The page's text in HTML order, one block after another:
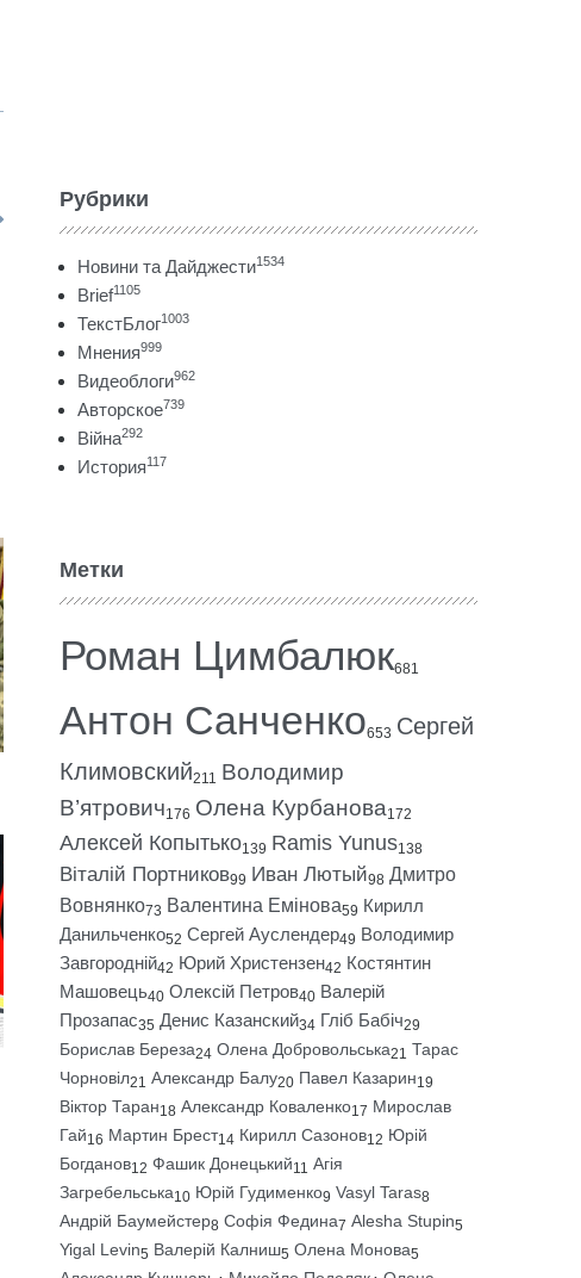
Рубрики
Новини та Дайджести1534
Brief1105
ТекстБлог1003
Мнения999
Видеоблоги962
Авторское739
Війна292
История117
Метки
Роман Цимбалюк681
Антон Санченко653 Сергей
Климовский211 Володимир
В’ятрович176 Олена Курбанова172
Алексей Копытько139 Ramis Yunus138
Віталій Портников99 Иван Лютый98 Дмитро
Вовнянко73 Валентина Емінова59 Кирилл
Данильченко52 Сергей Ауслендер49 Володимир
Завгородній42 Юрий Христензен42 Костянтин
Машовець40 Олексій Петров40 Валерій
Прозапас35 Денис Казанский34 Гліб Бабіч29
Борислав Береза24 Олена Добровольська21 Тарас
Чорновіл21 Александр Балу20 Павел Казарин19
Віктор Таран18 Александр Коваленко17 Мирослав
Гай16 Мартин Брест14 Кирилл Сазонов12 Юрій
Богданов12 Фашик Донецький11 Агія
Загребельська10 Юрій Гудименко9 Vasyl Taras8
Андрій Баумейстер8 Софія Федина7 Alesha Stupin5
Yigal Levin5 Валерій Калниш5 Олена Монова5